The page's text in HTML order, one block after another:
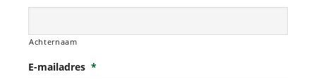
Achternaam
E-mailadres *